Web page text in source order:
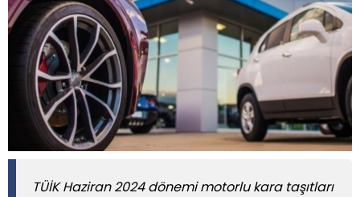
TÜİK Haziran 2024 dönemi motorlu kara taşıtları